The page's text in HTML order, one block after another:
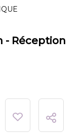
- Réception